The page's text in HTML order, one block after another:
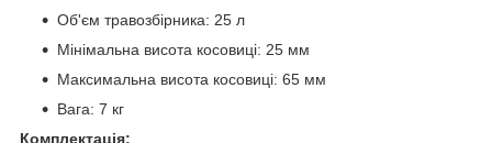
Об'єм травозбірника: 25 л
Мінімальна висота косовиці: 25 мм
Максимальна висота косовиці: 65 мм
Вага: 7 кг
Комплектація: